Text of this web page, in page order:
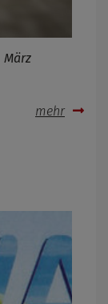
März
mehr